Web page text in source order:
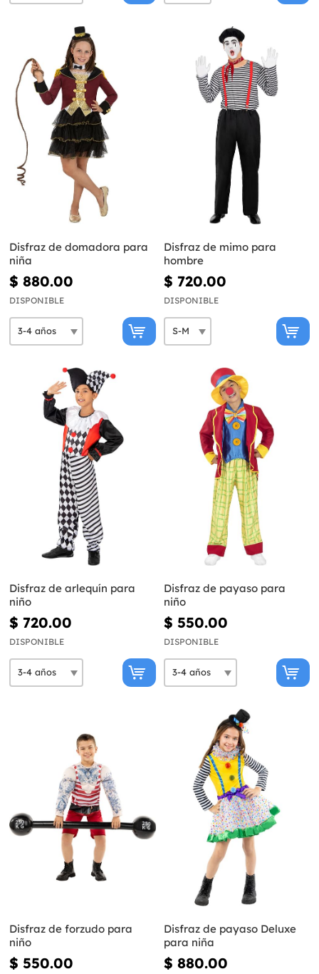
Disfraz de domadora para
niña
$ 880.00
DISPONIBLE
Disfraz de mimo para
hombre
$ 720.00
DISPONIBLE
Disfraz de arlequín para
niño
$ 720.00
DISPONIBLE
Disfraz de payaso para
niño
$ 550.00
DISPONIBLE
Disfraz de forzudo para
niño
$ 550.00
Disfraz de payaso Deluxe
para niña
$ 880.00